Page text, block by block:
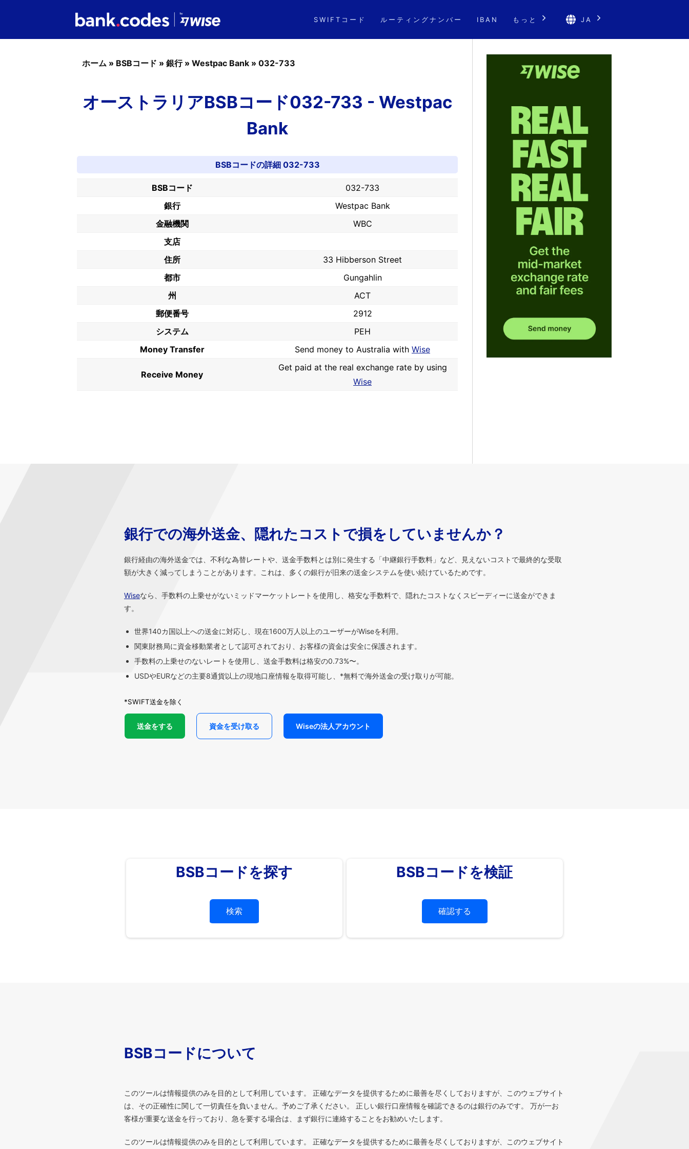
SWIFTコード ルーティングナンバー IBAN もっと JA
ホーム » BSBコード » 銀行» Westpac Bank » 032-733
オーストラリアBSBコード032-733 - Westpac
Bank
BSBコードの詳細 032-733
BSBコード
032-733
銀行
Westpac Bank
金融機関
WBC
支店
住所
33 Hibberson Street
都市
Gungahlin
州
ACT
郵便番号
2912
システム
PEH
Money Transfer
Send money to Australia with Wise
Receive Money
Get paid at the real exchange rate by using
Wise
銀行での海外送金、隠れたコストで損をしていませんか？
銀行経由の海外送金では、不利な為替レートや、送金手数料とは別に発生する「中継銀行手数料」など、見えないコストで最終的な受取
額が大きく減ってしまうことがあります。これは、多くの銀行が旧来の送金システムを使い続けているためです。
Wiseなら、手数料の上乗せがないミッドマーケットレートを使用し、格安な手数料で、隠れたコストなくスピーディーに送金ができま
す。
世界140カ国以上への送金に対応し、現在1600万人以上のユーザーがWiseを利用。
関東財務局に資金移動業者として認可されており、お客様の資金は安全に保護されます。
手数料の上乗せのないレートを使用し、送金手数料は格安の0.73%〜。
USDやEURなどの主要8通貨以上の現地口座情報を取得可能し、*無料で海外送金の受け取りが可能。
*SWIFT送金を除く
送金をする 資金を受け取る Wiseの法人アカウント
BSBコードを探す
検索
BSBコードを検証
確認する
BSBコードについて
このツールは情報提供のみを目的として利用しています。 正確なデータを提供するために最善を尽くしておりますが、このウェブサイト
は、その正確性に関して一切責任を負いません。予めご了承ください。 正しい銀行口座情報を確認できるのは銀行のみです。 万が一お
客様が重要な送金を行っており、急を要する場合は、まず銀行に連絡することをお勧めいたします。
このツールは情報提供のみを目的として利用しています。 正確なデータを提供するために最善を尽くしておりますが、このウェブサイト